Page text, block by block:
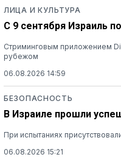
ЛИЦА И КУЛЬТУРА
С 9 сентября Израиль
Стриминговым приложением
рубежом
06.08.2026 14:59
БЕЗОПАСНОСТЬ
В Израиле прошли
При испытаниях
06.08.2026 15:21